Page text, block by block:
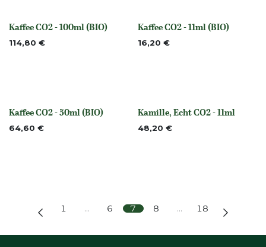
None
Kaffee CO2 - 100ml (BIO)
114,80 € None
Kaffee CO2 - 11ml (BIO)
16,20 €
Nicht vorrättig
Kaffee CO2 - 50ml (BIO)
64,60 € None
Kamille, Echt CO2 - 11ml
48,20 €
1 … 6 7 8 … 18